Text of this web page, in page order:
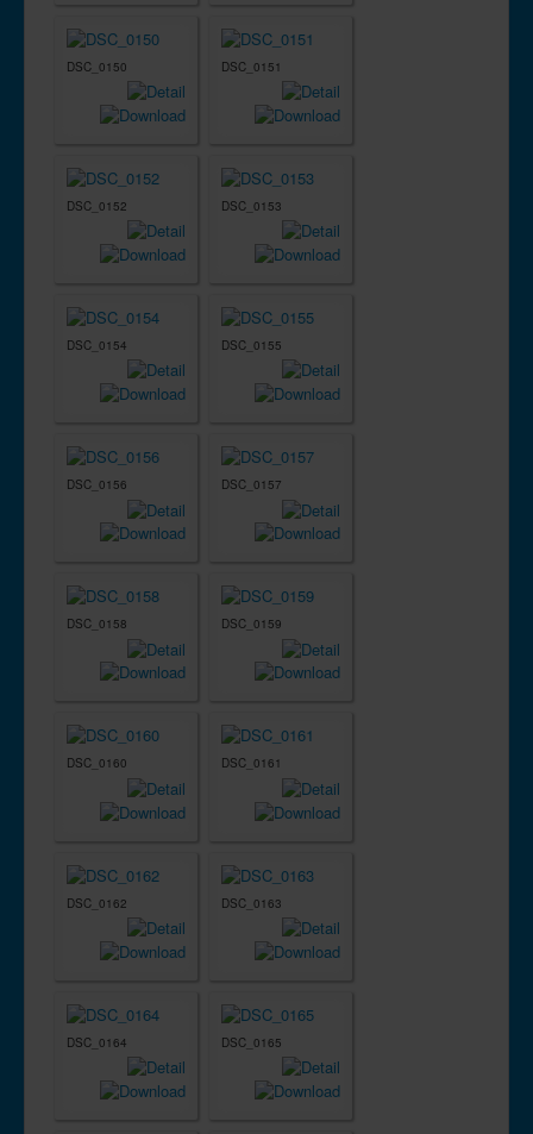
DSC_0150 DSC_0151
DSC_0152 DSC_0153
DSC_0154 DSC_0155
DSC_0156 DSC_0157
DSC_0158 DSC_0159
DSC_0160 DSC_0161
DSC_0162 DSC_0163
DSC_0164 DSC_0165